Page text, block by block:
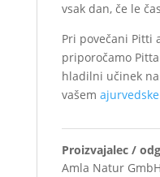
vsak dan, če le
Pri povečani Pitti
priporočamo
hladilni učinek
vašem
Proizvajalec /
Amla Natur